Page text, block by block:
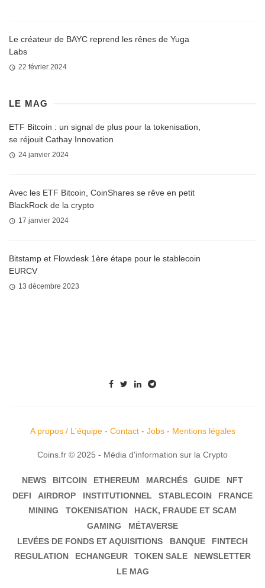
Le créateur de BAYC reprend les rênes de Yuga
Labs
22 février 2024
LE MAG
ETF Bitcoin : un signal de plus pour la tokenisation,
se réjouit Cathay Innovation
24 janvier 2024
Avec les ETF Bitcoin, CoinShares se rêve en petit
BlackRock de la crypto
17 janvier 2024
Bitstamp et Flowdesk 1ère étape pour le stablecoin
EURCV
13 décembre 2023
A propos / L'équipe- Contact- Jobs- Mentions légales
Coins.fr © 2025 - Média d'information sur la Crypto
NEWS BITCOIN ETHEREUM MARCHÉS GUIDE
NFT
DEFI
AIRDROP INSTITUTIONNEL STABLECOIN
FRANCE
MINING
TOKENISATION
HACK, FRAUDE ET SCAM
GAMING
MÉTAVERSE
LEVÉES DE FONDS ET AQUISITIONS
BANQUE
FINTECH
REGULATION
ECHANGEUR TOKEN SALE
NEWSLETTER
LE MAG